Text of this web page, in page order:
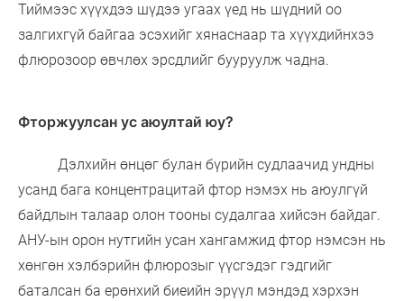
Тиймээс хүүхдээ шүдээ угаах үед нь шүдний оо
залгихгүй байгаа эсэхийг хянаснаар та хүүхдийнхээ
флюрозоор өвчлөх эрсдлийг бууруулж чадна.
Фторжуулсан ус аюултай юу?
Дэлхийн өнцөг булан бүрийн судлаачид ундны
усанд бага концентрацитай фтор нэмэх нь аюулгүй
байдлын талаар олон тооны судалгаа хийсэн байдаг.
АНУ-ын орон нутгийн усан хангамжид фтор нэмсэн нь
хөнгөн хэлбэрийн флюрозыг үүсгэдэг гэдгийг
баталсан ба ерөнхий биеийн эрүүл мэндэд хэрхэн